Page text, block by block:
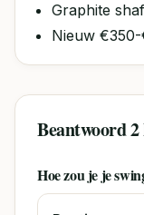
Graphite
Nieuw
Beantwoord
Hoe zou je je